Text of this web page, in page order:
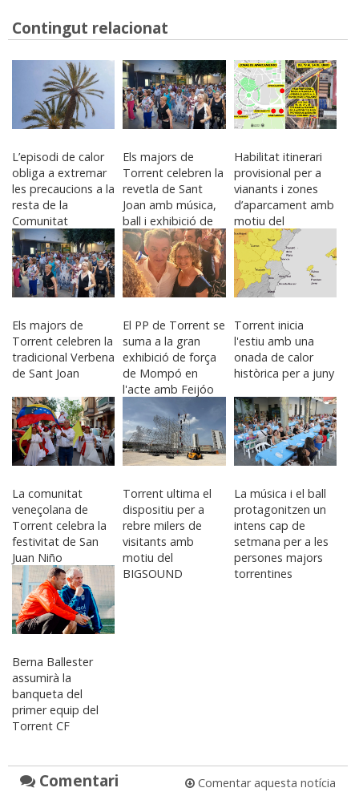
Contingut relacionat
L’episodi de calor
obliga a extremar
les precaucions a la
resta de la
Comunitat
Valenciana
Els majors de
Torrent celebren la
revetla de Sant
Joan amb música,
ball i exhibició de
treballs creatius
Habilitat itinerari
provisional per a
vianants i zones
d’aparcament amb
motiu del
BIGSOUND
Els majors de
Torrent celebren la
tradicional Verbena
de Sant Joan
El PP de Torrent se
suma a la gran
exhibició de força
de Mompó en
l'acte amb Feijóo
Torrent inicia
l'estiu amb una
onada de calor
històrica per a juny
La comunitat
veneçolana de
Torrent celebra la
festivitat de San
Juan Niño
Torrent ultima el
dispositiu per a
rebre milers de
visitants amb
motiu del
BIGSOUND
La música i el ball
protagonitzen un
intens cap de
setmana per a les
persones majors
torrentines
Berna Ballester
assumirà la
banqueta del
primer equip del
Torrent CF
Comentari Comentar aquesta notícia